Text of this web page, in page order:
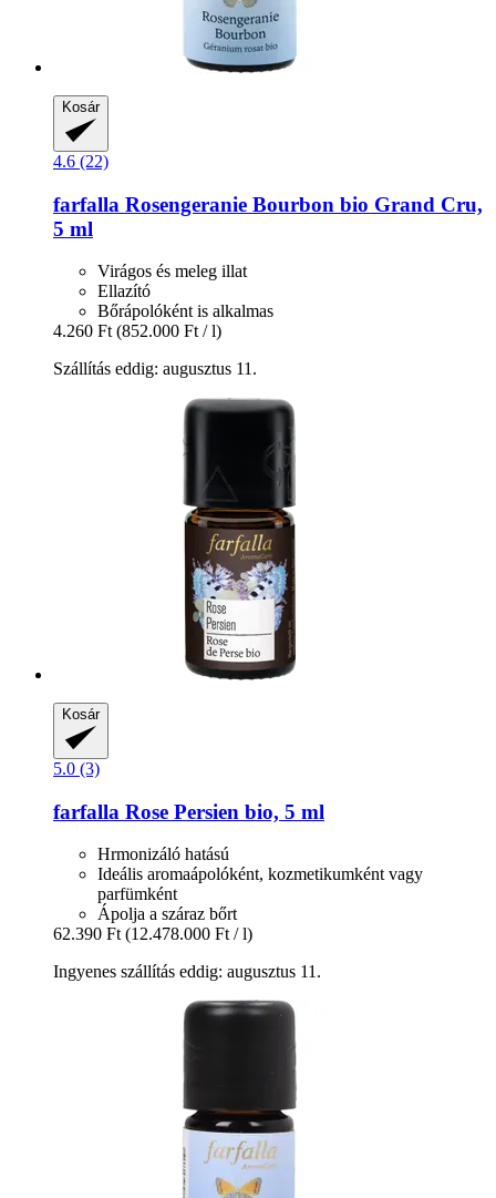
Kosár
4.6 (22)
farfalla Rosengeranie Bourbon bio Grand Cru,
5 ml
Virágos és meleg illat
Ellazító
Bőrápolóként is alkalmas
4.260 Ft (852.000 Ft / l)
Szállítás eddig: augusztus 11.
Kosár
5.0 (3)
farfalla Rose Persien bio, 5 ml
Hrmonizáló hatású
Ideális aromaápolóként, kozmetikumként vagy
parfümként
Ápolja a száraz bőrt
62.390 Ft (12.478.000 Ft / l)
Ingyenes szállítás eddig: augusztus 11.